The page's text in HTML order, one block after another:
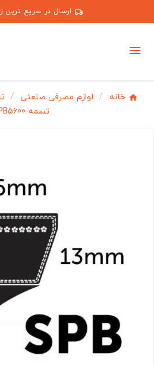
ارسال در سریع ترین
خانه لوازم مصرفی صنعتی
تسمه SPB5600